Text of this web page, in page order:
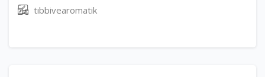
tıbbivearomatik